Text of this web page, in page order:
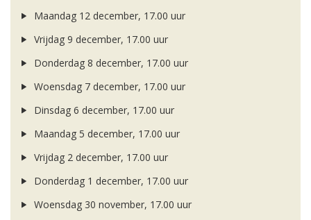
Maandag 12 december, 17.00 uur
Vrijdag 9 december, 17.00 uur
Donderdag 8 december, 17.00 uur
Woensdag 7 december, 17.00 uur
Dinsdag 6 december, 17.00 uur
Maandag 5 december, 17.00 uur
Vrijdag 2 december, 17.00 uur
Donderdag 1 december, 17.00 uur
Woensdag 30 november, 17.00 uur